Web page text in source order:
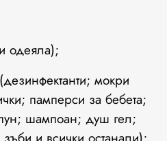
одеяла);
мокри
памперси за бебета;
шампоан; душ гел;